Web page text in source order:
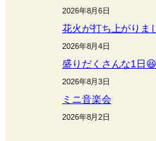
2026年8月6日
花火が打ち上がりま
2026年8月4日
盛りだくさんな1日😆
2026年8月3日
ミニ音楽会
2026年8月2日